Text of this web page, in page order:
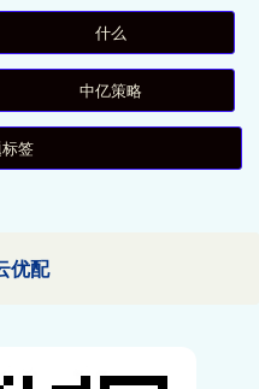
什么
中亿策略
签
优配